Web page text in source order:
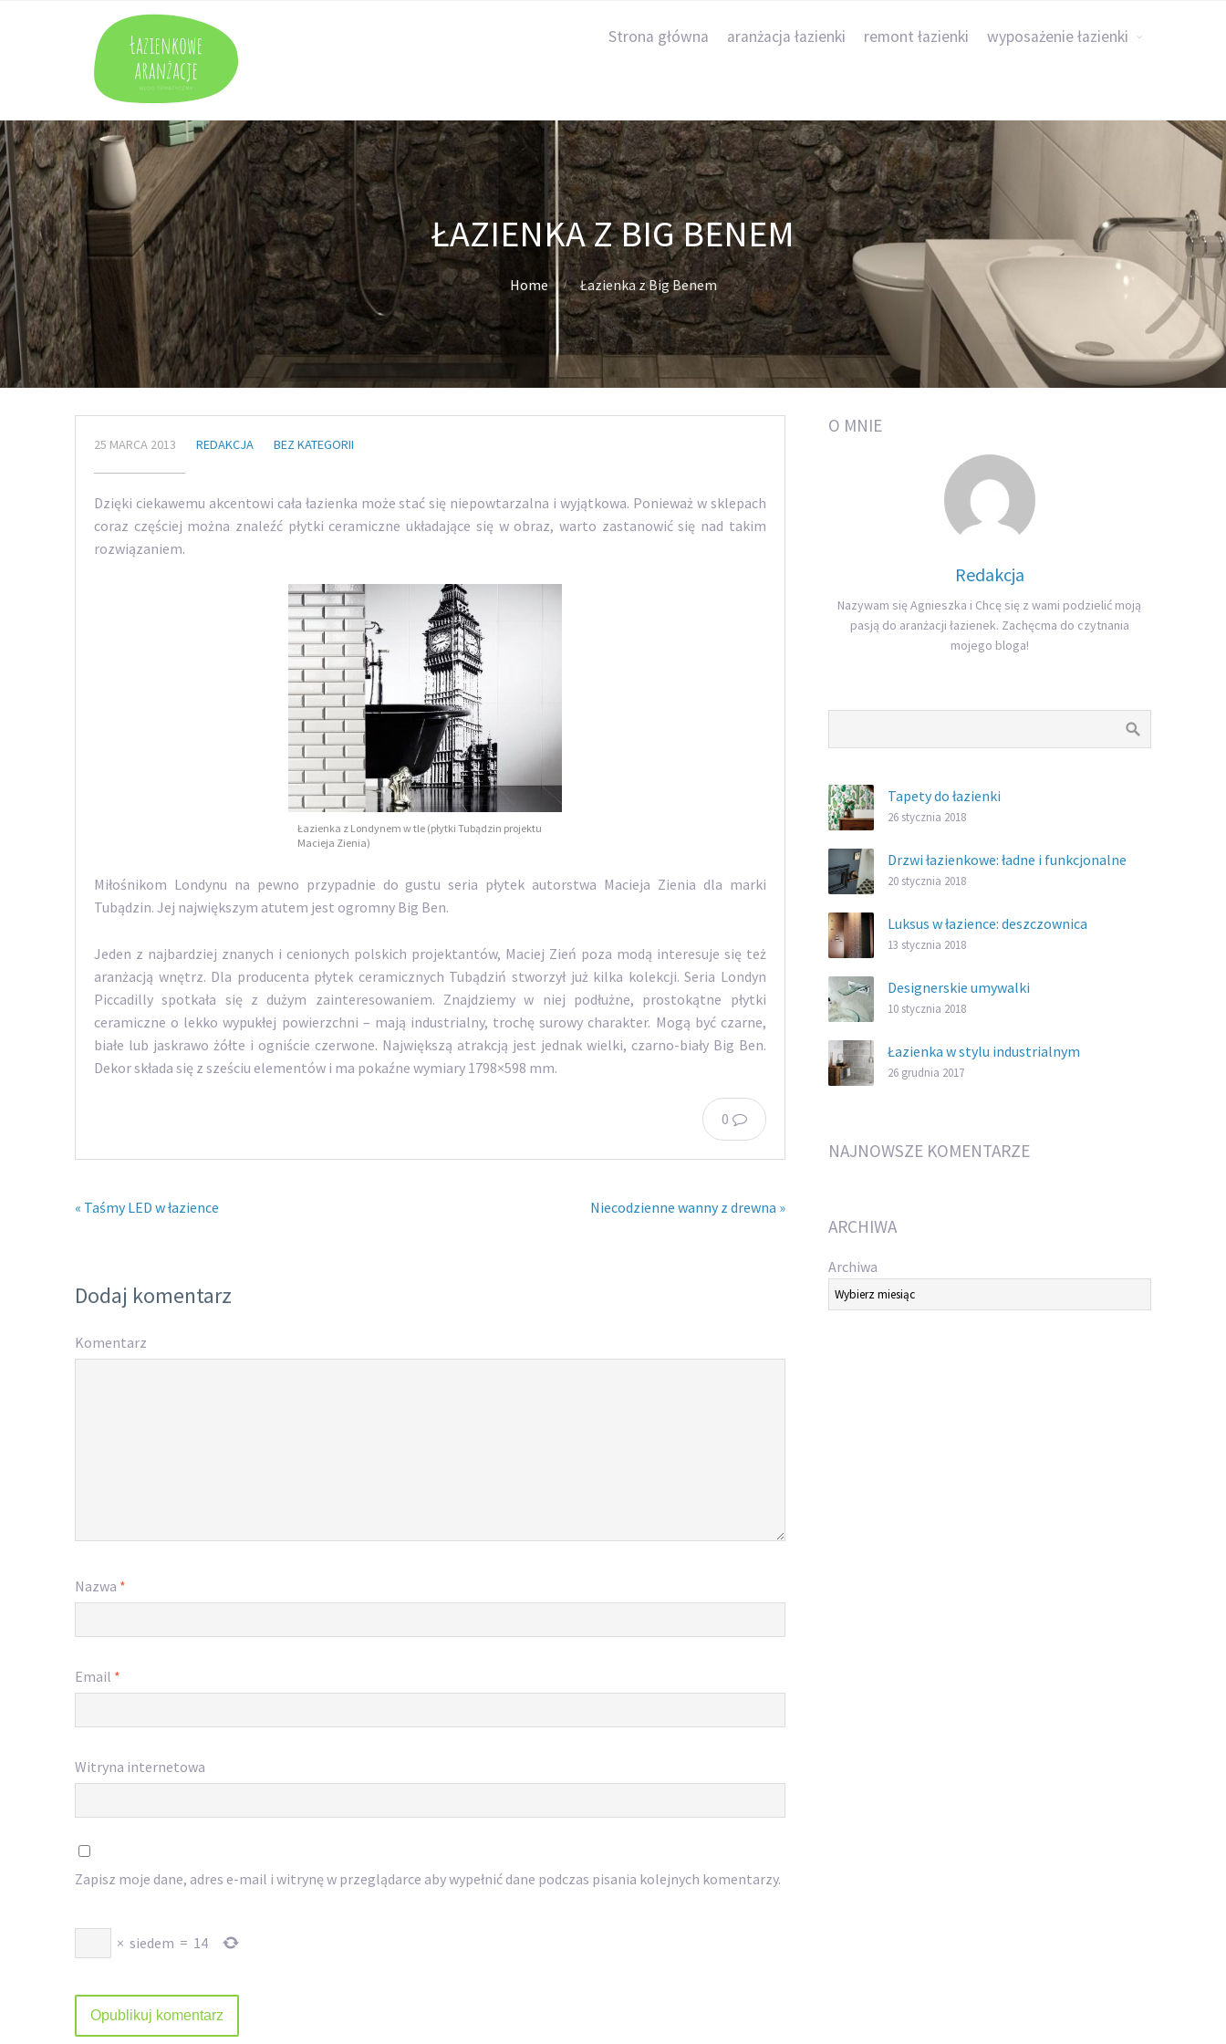
Strona główna aranżacja łazienki remont łazienki wyposażenie łazienki
ŁAZIENKA Z BIG BENEM
Home Łazienka z Big Benem
25 MARCA 2013 REDAKCJA BEZ KATEGORII
Dzięki ciekawemu akcentowi cała łazienka może stać się niepowtarzalna i wyjątkowa. Ponieważ w sklepach
coraz częściej można znaleźć płytki ceramiczne układające się w obraz, warto zastanowić się nad takim
rozwiązaniem.
Łazienka z Londynem w tle (płytki Tubądzin projektu
Macieja Zienia)
Miłośnikom Londynu na pewno przypadnie do gustu seria płytek autorstwa Macieja Zienia dla marki
Tubądzin. Jej największym atutem jest ogromny Big Ben.
Jeden z najbardziej znanych i cenionych polskich projektantów, Maciej Zień poza modą interesuje się też
aranżacją wnętrz. Dla producenta płytek ceramicznych Tubądziń stworzył już kilka kolekcji. Seria Londyn
Piccadilly spotkała się z dużym zainteresowaniem. Znajdziemy w niej podłużne, prostokątne płytki
ceramiczne o lekko wypukłej powierzchni – mają industrialny, trochę surowy charakter. Mogą być czarne,
białe lub jaskrawo żółte i ogniście czerwone. Największą atrakcją jest jednak wielki, czarno-biały Big Ben.
Dekor składa się z sześciu elementów i ma pokaźne wymiary 1798×598 mm.
0
« Taśmy LED w łazience Niecodzienne wanny z drewna »
Dodaj komentarz
Komentarz
Nazwa *
Email *
Witryna internetowa
Zapisz moje dane, adres e-mail i witrynę w przeglądarce aby wypełnić dane podczas pisania kolejnych komentarzy.
× siedem = 14
O MNIE
Redakcja
Nazywam się Agnieszka i Chcę się z wami podzielić moją
pasją do aranżacji łazienek. Zachęcma do czytnania
mojego bloga!
Tapety do łazienki
26 stycznia 2018
Drzwi łazienkowe: ładne i funkcjonalne
20 stycznia 2018
Luksus w łazience: deszczownica
13 stycznia 2018
Designerskie umywalki
10 stycznia 2018
Łazienka w stylu industrialnym
26 grudnia 2017
NAJNOWSZE KOMENTARZE
ARCHIWA
Archiwa